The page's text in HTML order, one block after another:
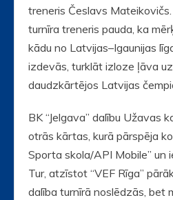
treneris Česlavs
turnīra treneris pauda, ka
kādu no Latvijas–Igaunijas
izdevās, turklāt izloze ļāva
daudzkārtējos Latvijas
BK “Jelgava” dalību Užavas
otrās kārtas, kurā pārspēja
Sporta skola/API Mobile” un
Tur, atzīstot “VEF Rīga”
dalība turnīrā noslēdzās, bet